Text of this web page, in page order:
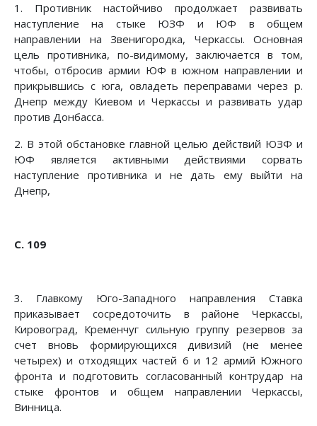
1. Противник настойчиво продолжает развивать
наступление на стыке ЮЗФ и ЮФ в общем
направлении на Звенигородка, Черкассы. Основная
цель противника, по-видимому, заключается в том,
чтобы, отбросив армии ЮФ в южном направлении и
прикрывшись с юга, овладеть переправами через р.
Днепр между Киевом и Черкассы и развивать удар
против Донбасса.
2. В этой обстановке главной целью действий ЮЗФ и
ЮФ является активными действиями сорвать
наступление противника и не дать ему выйти на
Днепр,
С. 109
3. Главкому Юго-Западного направления Ставка
приказывает сосредоточить в районе Черкассы,
Кирово­град, Кременчуг сильную группу резервов за
счет вновь формирующихся дивизий (не менее
четырех) и отхо­дящих частей 6 и 12 армий Южного
фронта и подгото­вить согласованный контрудар на
стыке фронтов и общем направлении Черкассы,
Винница.